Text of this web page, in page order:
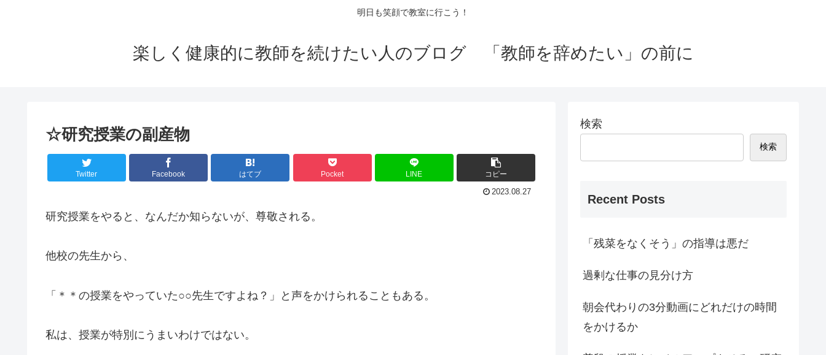
明日も笑顔で教室に行こう！
楽しく健康的に教師を続けたい人のブログ 「教師を辞めたい」の前に
☆研究授業の副産物
Twitter Facebook はてブ Pocket LINE コピー
2023.08.27
研究授業をやると、なんだか知らないが、尊敬される。
他校の先生から、
「＊＊の授業をやっていた○○先生ですよね？」と声をかけられることもある。
私は、授業が特別にうまいわけではない。
検索
検索
Recent Posts
「残菜をなくそう」の指導は悪だ
過剰な仕事の見分け方
朝会代わりの3分動画にどれだけの時間
をかけるか